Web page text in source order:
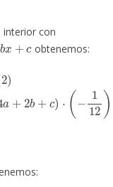
interior con
c
obtenemos:
q(
)=